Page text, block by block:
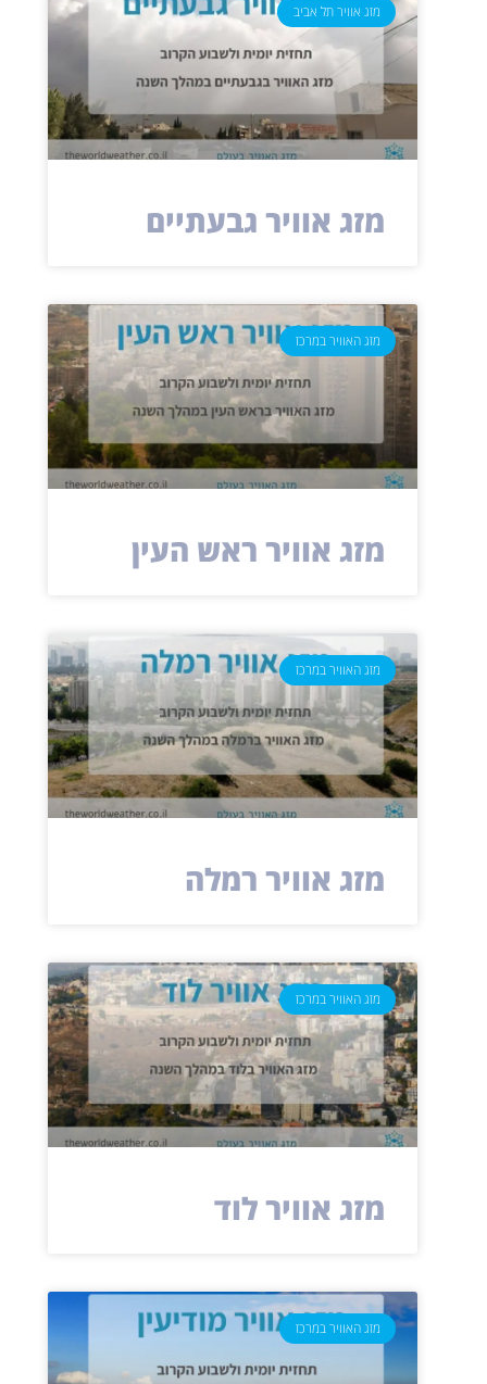
מזג אוויר תל אביב
מזג אוויר גבעתיים
מזג האוויר במרכז
מזג אוויר ראש העין
מזג האוויר במרכז
מזג אוויר רמלה
מזג האוויר במרכז
מזג אוויר לוד
מזג האוויר במרכז